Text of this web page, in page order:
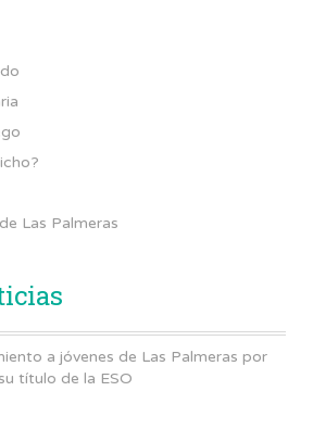
Las Palmeras
a jóvenes de Las Palmeras por
título de la ESO